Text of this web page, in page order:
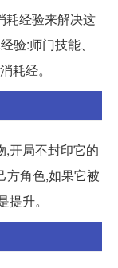
耗经验来解决这
验:师门技能、
耗经。
,开局不封印它的
方角色,如果它被
升。